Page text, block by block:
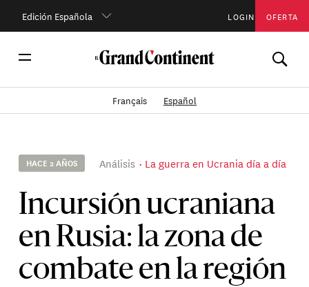
Edición Española LOGIN OFERTA
Français Español
HACE 2 AÑOS Análisis La guerra en Ucrania día a día
Incursión ucraniana
en Rusia: la zona de
combate en la región